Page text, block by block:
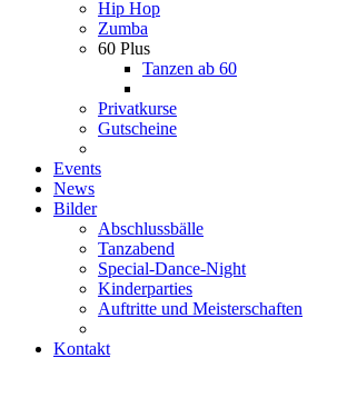
Hip Hop
Zumba
60 Plus
Tanzen ab 60
Privatkurse
Gutscheine
Events
News
Bilder
Abschlussbälle
Tanzabend
Special-Dance-Night
Kinderparties
Auftritte und Meisterschaften
Kontakt